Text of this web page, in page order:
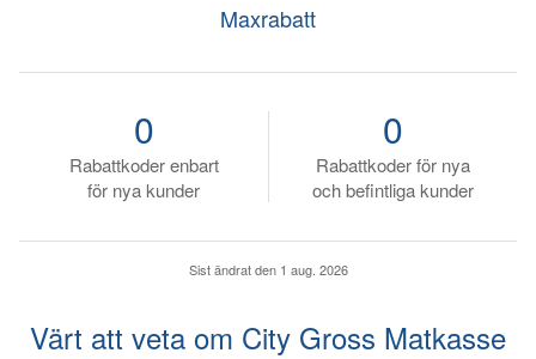
Maxrabatt
Rabattkoder enbart
för nya kunder
0
Rabattkoder för nya
och befintliga kunder
0
Sist ändrat den 1 aug. 2026
Värt att veta om City Gross Matkasse